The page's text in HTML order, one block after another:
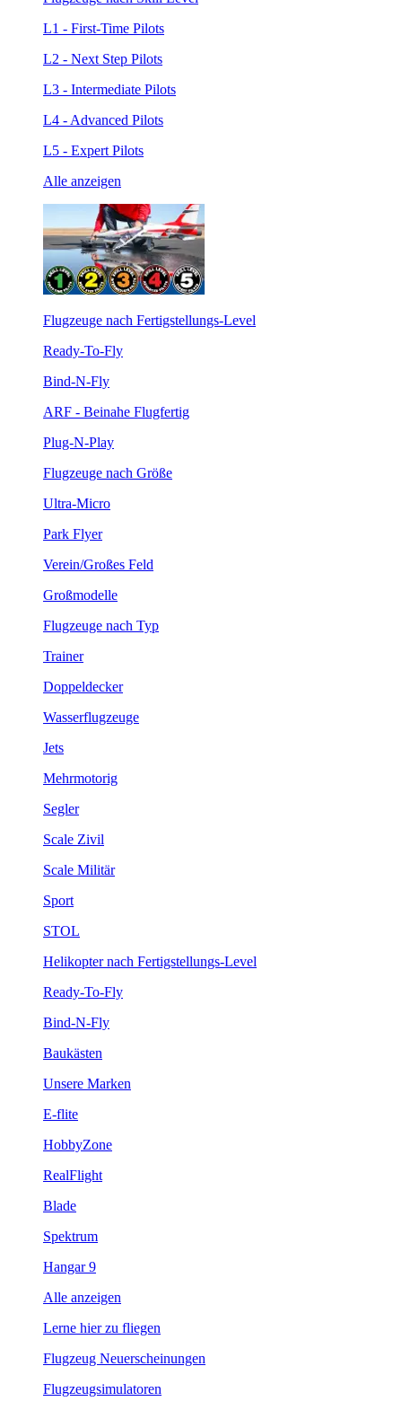
L1 - First-Time Pilots
L2 - Next Step Pilots
L3 - Intermediate Pilots
L4 - Advanced Pilots
L5 - Expert Pilots
Alle anzeigen
Flugzeuge nach Fertigstellungs-Level
Ready-To-Fly
Bind-N-Fly
ARF - Beinahe Flugfertig
Plug-N-Play
Flugzeuge nach Größe
Ultra-Micro
Park Flyer
Verein/Großes Feld
Großmodelle
Flugzeuge nach Typ
Trainer
Doppeldecker
Wasserflugzeuge
Jets
Mehrmotorig
Segler
Scale Zivil
Scale Militär
Sport
STOL
Helikopter nach Fertigstellungs-Level
Ready-To-Fly
Bind-N-Fly
Baukästen
Unsere Marken
E-flite
HobbyZone
RealFlight
Blade
Spektrum
Hangar 9
Alle anzeigen
Lerne hier zu fliegen
Flugzeug Neuerscheinungen
Flugzeugsimulatoren